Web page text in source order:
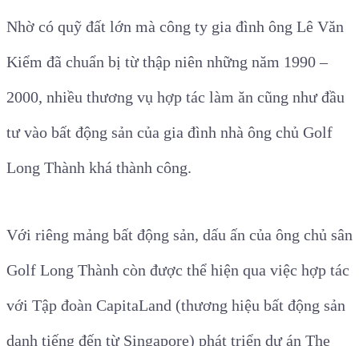
Nhờ có quỹ đất lớn mà công ty gia đình ông Lê Văn
Kiểm đã chuẩn bị từ thập niên những năm 1990 –
2000, nhiều thương vụ hợp tác làm ăn cũng như đầu
tư vào bất động sản của gia đình nhà ông chủ Golf
Long Thành khá thành công.
Với riêng mảng bất động sản, dấu ấn của ông chủ sân
Golf Long Thành còn được thể hiện qua việc hợp tác
với Tập đoàn CapitaLand (thương hiệu bất động sản
danh tiếng đến từ Singapore) phát triển dự án The